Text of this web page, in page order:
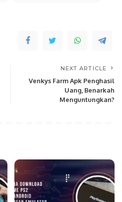
NEXT ARTICLE
Venkys Farm Apk Penghasil
Uang, Benarkah
Menguntungkan?